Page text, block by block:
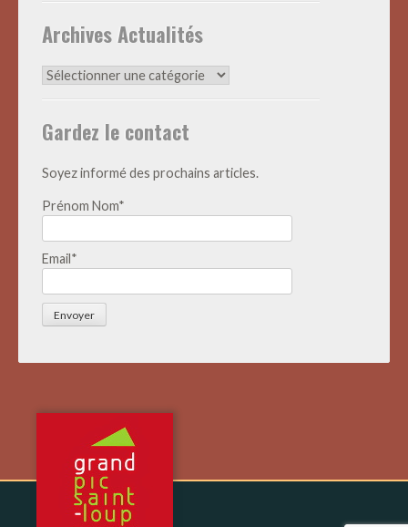
Archives Actualités
Archives
Gardez le contact
Soyez informé des prochains articles.
Prénom Nom*
Email*